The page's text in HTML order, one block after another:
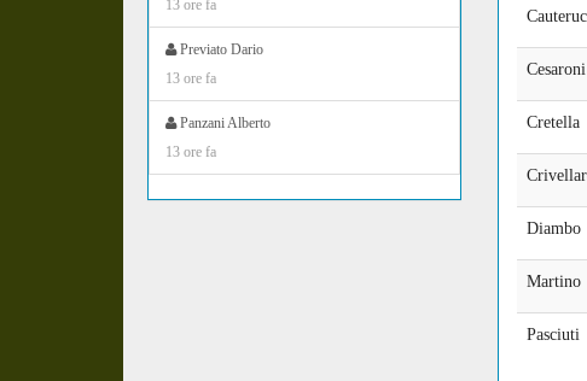
13 ore fa
Previato Dario
13 ore fa
Panzani Alberto
13 ore fa
Cesaroni
Cretella
Diambo
Martino
Pasciuti